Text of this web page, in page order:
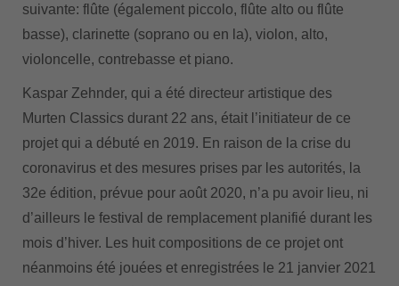
suivante: flûte (également piccolo, flûte alto ou flûte
basse), clarinette (soprano ou en la), violon, alto,
violoncelle, contrebasse et piano.
Kaspar Zehnder, qui a été directeur artistique des
Murten Classics durant 22 ans, était l’initiateur de ce
projet qui a débuté en 2019. En raison de la crise du
coronavirus et des mesures prises par les autorités, la
32e édition, prévue pour août 2020, n’a pu avoir lieu, ni
d’ailleurs le festival de remplacement planifié durant les
mois d’hiver. Les huit compositions de ce projet ont
néanmoins été jouées et enregistrées le 21 janvier 2021